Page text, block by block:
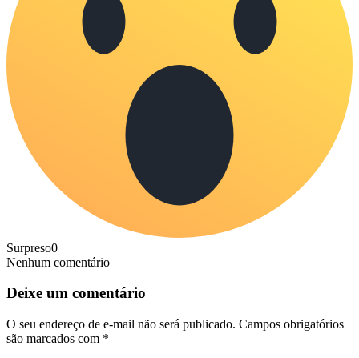
Surpreso0
Nenhum comentário
Deixe um comentário
O seu endereço de e-mail não será publicado. Campos obrigatórios
são marcados com *